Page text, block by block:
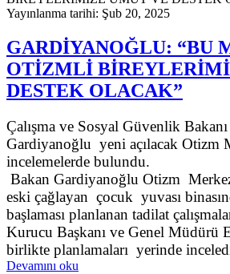
Yayınlanma tarihi: Şub 20, 2025
GARDİYANOĞLU: “BU
OTİZMLİ
DESTEK OLACAK”
Çalışma ve Sosyal Güvenlik Bakanı
Gardiyanoğlu yeni açılacak Otizm
incelemelerde bulundu.
Bakan Gardiyanoğlu Otizm
eski çağlayan çocuk yuvası
başlaması planlanan tadilat
Kurucu Başkanı ve Genel Müdürü
birlikte planlamaları yerinde
Devamını oku